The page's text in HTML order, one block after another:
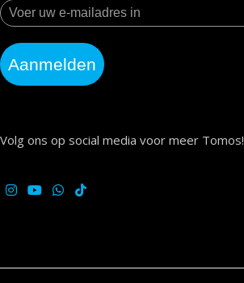
Aanmelden
Volg ons op social media voor meer Tomos!